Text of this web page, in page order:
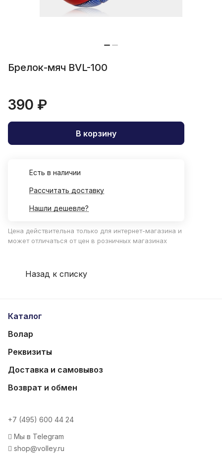
Брелок-мяч BVL-100
390 ₽
В корзину
Есть в наличии
Рассчитать доставку
Нашли дешевле?
Цена действительна только для интернет-магазина и
может отличаться от цен в розничных магазинах
Назад к списку
Каталог
Волар
Реквизиты
Доставка и самовывоз
Возврат и обмен
+7 (495) 600 44 24
Мы в Telegram
shop@volley.ru